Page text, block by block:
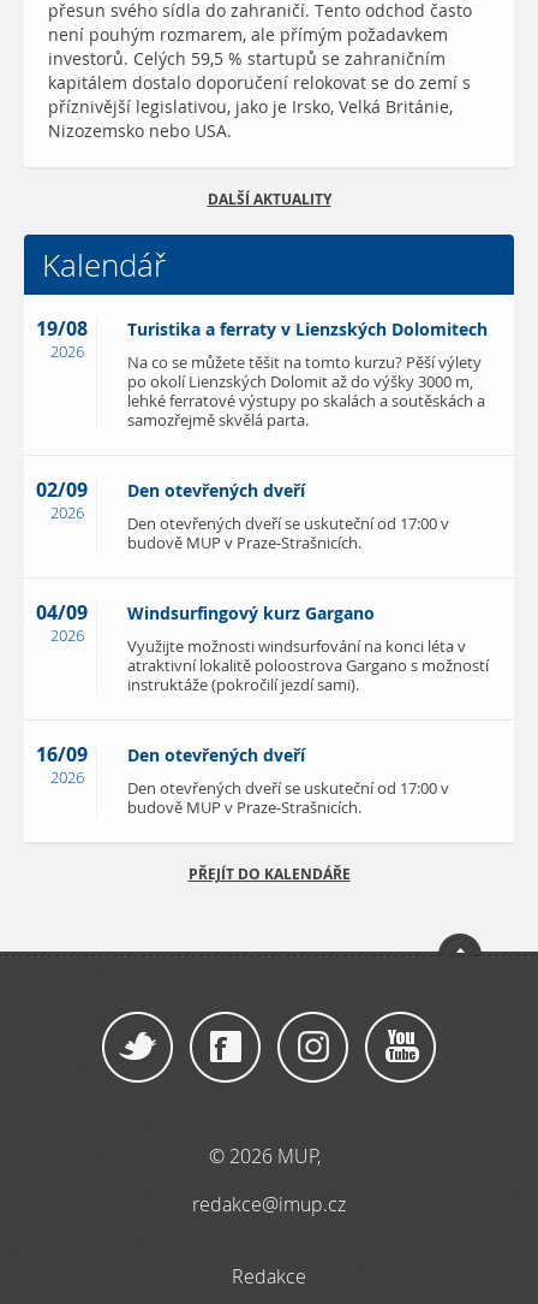
přesun svého sídla do zahraničí. Tento odchod často
není pouhým rozmarem, ale přímým požadavkem
investorů. Celých 59,5 % startupů se zahraničním
kapitálem dostalo doporučení relokovat se do zemí s
příznivější legislativou, jako je Irsko, Velká Británie,
Nizozemsko nebo USA.
DALŠÍ AKTUALITY
Kalendář
19/08
2026
Turistika a ferraty v Lienzských Dolomitech
Na co se můžete těšit na tomto kurzu? Pěší výlety
po okolí Lienzských Dolomit až do výšky 3000 m,
lehké ferratové výstupy po skalách a soutěskách a
samozřejmě skvělá parta.
02/09
2026
Den otevřených dveří
Den otevřených dveří se uskuteční od 17:00 v
budově MUP v Praze-Strašnicích.
04/09
2026
Windsurfingový kurz Gargano
Využijte možnosti windsurfování na konci léta v
atraktivní lokalitě poloostrova Gargano s možností
instruktáže (pokročilí jezdí sami).
16/09
2026
Den otevřených dveří
Den otevřených dveří se uskuteční od 17:00 v
budově MUP v Praze-Strašnicích.
PŘEJÍT DO KALENDÁŘE
© 2026 MUP,
redakce@imup.cz
Redakce